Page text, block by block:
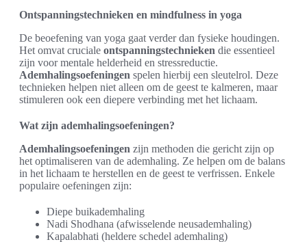
Ontspanningstechnieken en mindfulness in yoga
De beoefening van yoga gaat verder dan fysieke houdingen.
Het omvat cruciale ontspanningstechnieken die essentieel
zijn voor mentale helderheid en stressreductie.
Ademhalingsoefeningen spelen hierbij een sleutelrol. Deze
technieken helpen niet alleen om de geest te kalmeren, maar
stimuleren ook een diepere verbinding met het lichaam.
Wat zijn ademhalingsoefeningen?
Ademhalingsoefeningen zijn methoden die gericht zijn op
het optimaliseren van de ademhaling. Ze helpen om de balans
in het lichaam te herstellen en de geest te verfrissen. Enkele
populaire oefeningen zijn:
Diepe buikademhaling
Nadi Shodhana (afwisselende neusademhaling)
Kapalabhati (heldere schedel ademhaling)